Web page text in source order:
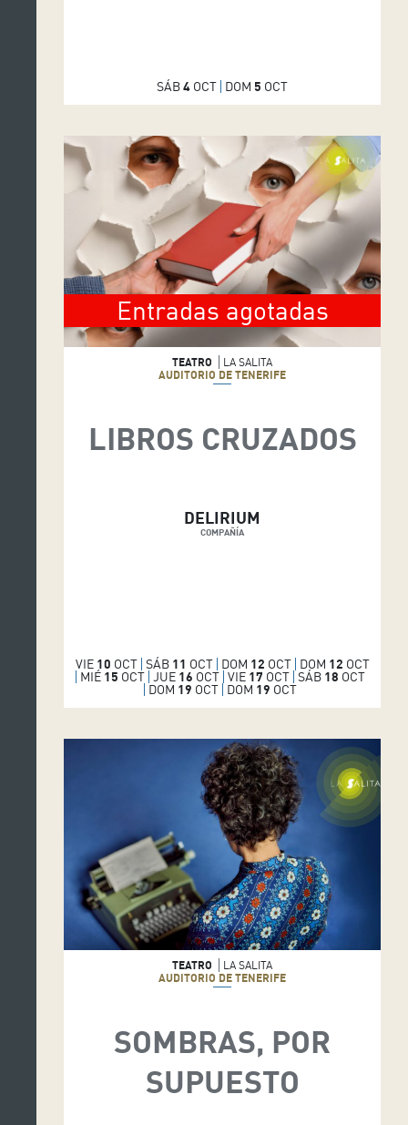
SÁB4 OCT DOM 5 OCT
Entradas agotadas
TEATRO
LA SALITA
AUDITORIO DE TENERIFE
LIBROS CRUZADOS
DELIRIUM
COMPAÑÍA
VIE 10 OCT SÁB 11 OCT DOM 12 OCT DOM 12 OCT
MIÉ 15 OCT JUE 16 OCT VIE 17 OCT SÁB 18 OCT
DOM 19 OCT DOM 19 OCT
TEATRO
LA SALITA
AUDITORIO DE TENERIFE
SOMBRAS, POR
SUPUESTO